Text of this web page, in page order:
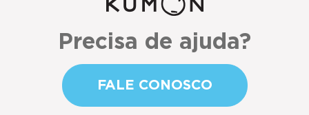
Precisa de ajuda?
FALE CONOSCO